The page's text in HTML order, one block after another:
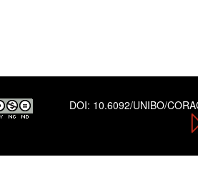
DOI: 10.6092/UNIBO/